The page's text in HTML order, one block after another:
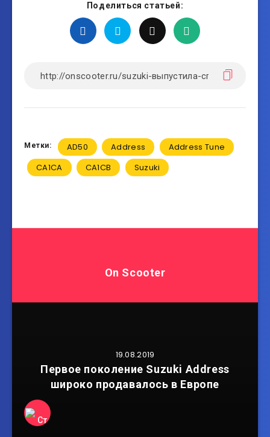
Поделиться статьей:
Метки: AD50 Address
Address Tune
CA1CA
CA1CB Suzuki
On Scooter
19.08.2019
Первое поколение Suzuki Address
широко продавалось в Европе